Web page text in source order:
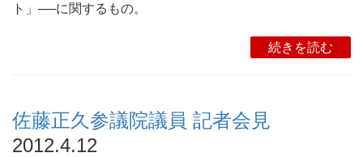
ト」──に関するもの。
続きを読む
佐藤正久参議院議員 記者会見
2012.4.12